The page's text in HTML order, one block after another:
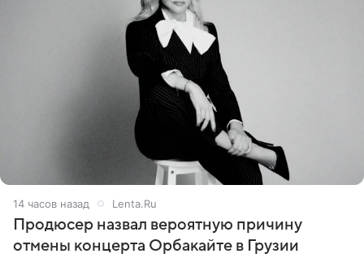
14 часов назад Lenta.Ru
Продюсер назвал вероятную причину
отмены концерта Орбакайте в Грузии